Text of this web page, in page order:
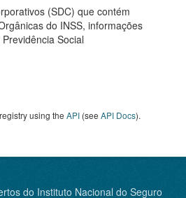
(SDC) que contém
do INSS, informações
Social
using the API (see API Docs).
do Instituto Nacional do Seguro